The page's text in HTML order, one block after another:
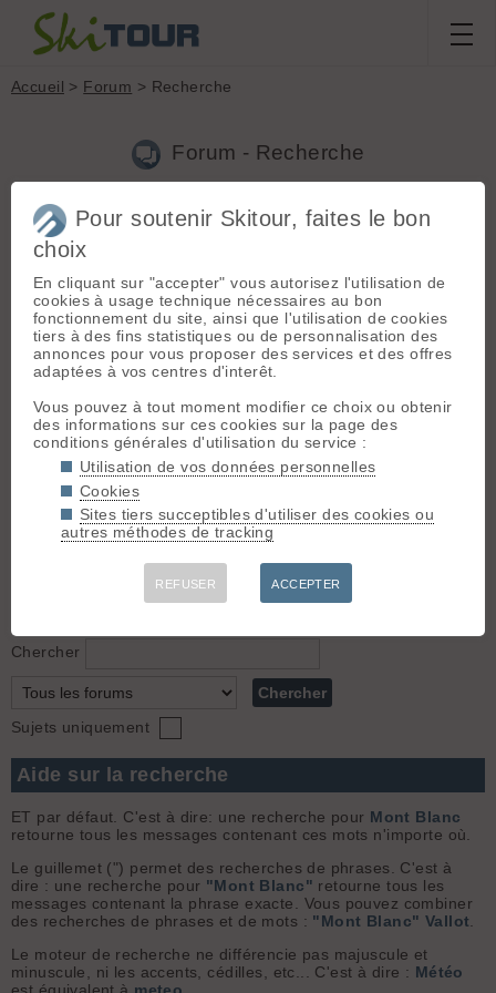
Accueil > Forum > Recherche
Forum - Recherche
Nouveau sujet|Voir tous les sujets
3 résultats
Concours "Summits" 2012(nunki le 26.01.2012 à 17:46)
Je vais y songer 🙄 Cela dit, un abonnement, je trouve ça bien
sympa également !!
Concours "Summits" 2012(nunki le 26.01.2012 à 07:02)
Bonjour, Je joue à ce jeu (très prenant: oui oui, j'ai forcé mes
10 filleuls à s'inscrire 😎 ) depuis le 15 Janvier. J'ai l'impression
que plus on avance dans le temps, plus de gros sommets
sortent. Est-ce vrai? Est-ce qu'au début la ...
Débutant - Grenoble - Cherche des compagnons pour
(nunki le 26.02.2009 à 09:55)
sorties rando en week end. J'ai découvert ce sport nouveau
pour moi cette année et compte bien m'investir dedans 😉 : la
vue des stations de ski, des files d'attentes commencent à m...
Chercher
Sujets uniquement
Aide sur la recherche
ET par défaut. C'est à dire: une recherche pour Mont Blanc
retourne tous les messages contenant ces mots n'importe où.
Le guillemet (") permet des recherches de phrases. C'est à
dire : une recherche pour "Mont Blanc" retourne tous les
messages contenant la phrase exacte. Vous pouvez combiner
des recherches de phrases et de mots : "Mont Blanc" Vallot
Le moteur de recherche ne différencie pas majuscule et
minuscule, ni les accents, cédilles, etc... C'est à dire : Météo
est équivalent à meteo
Pour soutenir Skitour, faites le bon
choix
En cliquant sur "accepter" vous autorisez l'utilisation de
cookies à usage technique nécessaires au bon
fonctionnement du site, ainsi que l'utilisation de cookies
tiers à des fins statistiques ou de personnalisation des
annonces pour vous proposer des services et des offres
adaptées à vos centres d'interêt.
Vous pouvez à tout moment modifier ce choix ou obtenir
des informations sur ces cookies sur la page des
conditions générales d'utilisation du service :
Utilisation de vos données personnelles
Cookies
Sites tiers succeptibles d'utiliser des cookies ou
autres méthodes de tracking
REFUSER ACCEPTER